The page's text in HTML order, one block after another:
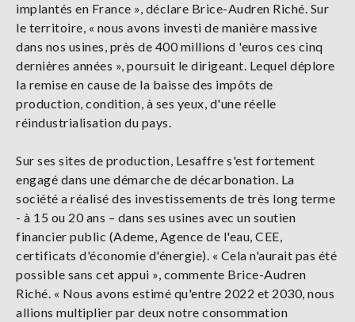
implantés en France », déclare Brice-Audren Riché. Sur
le territoire, « nous avons investi de manière massive
dans nos usines, près de 400 millions d 'euros ces cinq
dernières années », poursuit le dirigeant. Lequel déplore
la remise en cause de la baisse des impôts de
production, condition, à ses yeux, d'une réelle
réindustrialisation du pays.
Sur ses sites de production, Lesaffre s'est fortement
engagé dans une démarche de décarbonation. La
société a réalisé des investissements de très long terme
- à 15 ou 20 ans – dans ses usines avec un soutien
financier public (Ademe, Agence de l'eau, CEE,
certificats d'économie d'énergie). « Cela n'aurait pas été
possible sans cet appui », commente Brice-Audren
Riché. « Nous avons estimé qu'entre 2022 et 2030, nous
allions multiplier par deux notre consommation